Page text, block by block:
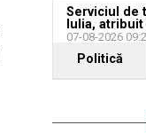
Serviciul de
Iulia,
07-08-2026
Politică